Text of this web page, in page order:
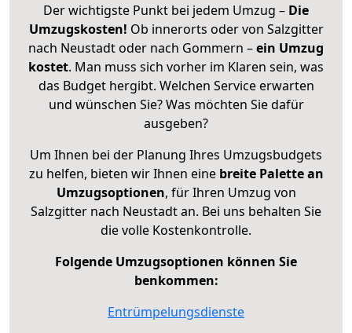
Der wichtigste Punkt bei jedem Umzug – Die
Umzugskosten! Ob innerorts oder von Salzgitter
nach Neustadt oder nach Gommern –ein Umzug
kostet. Man muss sich vorher im Klaren sein, was
das Budget hergibt. Welchen Service erwarten
und wünschen Sie? Was möchten Sie dafür
ausgeben?
Um Ihnen bei der Planung Ihres Umzugsbudgets
zu helfen, bieten wir Ihnen eine breite Palette an
Umzugsoptionen, für Ihren Umzug von
Salzgitter nach Neustadt an. Bei uns behalten Sie
die volle Kostenkontrolle.
Folgende Umzugsoptionen können Sie
benkommen:
Entrümpelungsdienste